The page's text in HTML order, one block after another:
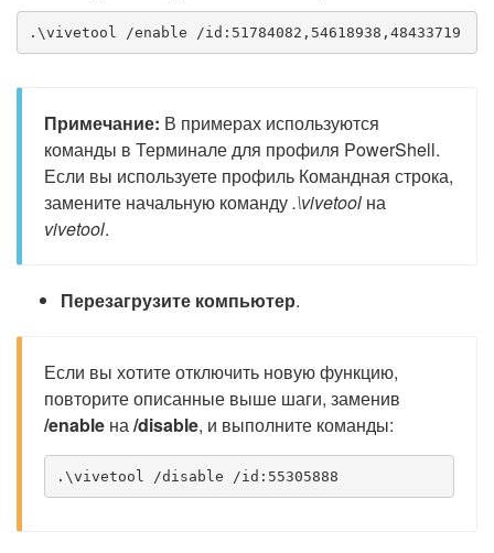
.\vivetool /enable /id:51784082,54618938,48433719
Примечание: В примерах используются
команды в Терминале для профиля PowerShell.
Если вы используете профиль Командная строка,
замените начальную команду.\vivetool на
vivetool.
Перезагрузите компьютер.
Если вы хотите отключить новую функцию,
повторите описанные выше шаги, заменив
/enable на/disable, и выполните команды:
.\vivetool /disable /id:55305888